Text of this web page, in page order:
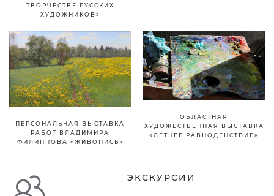
ТВОРЧЕСТВЕ РУССКИХ
ХУДОЖНИКОВ»
ПЕРСОНАЛЬНАЯ ВЫСТАВКА
РАБОТ ВЛАДИМИРА
ФИЛИППОВА «ЖИВОПИСЬ»
ОБЛАСТНАЯ
ХУДОЖЕСТВЕННАЯ ВЫСТАВКА
«ЛЕТНЕЕ РАВНОДЕНСТВИЕ»
ЭКСКУРСИИ